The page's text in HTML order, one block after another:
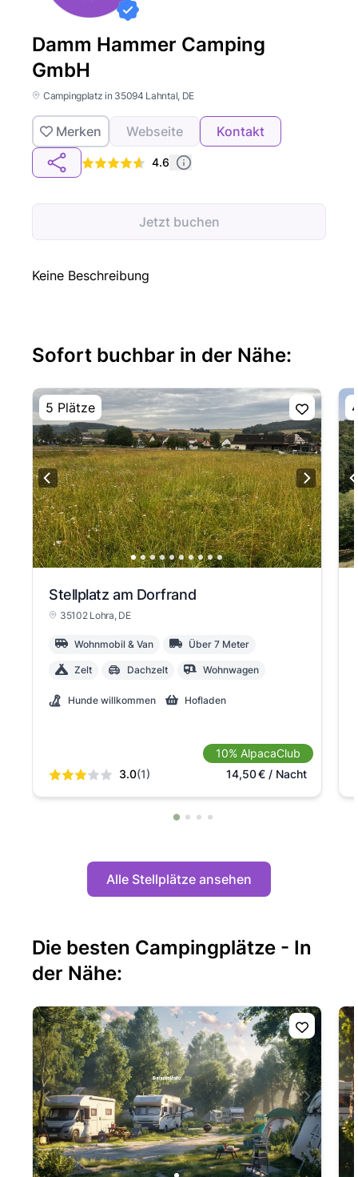
Damm Hammer Camping
GmbH
Campingplatz in 35094 Lahntal, DE
Merken Webseite Kontakt
4.6
Jetzt buchen
Keine Beschreibung
Sofort buchbar in der Nähe:
5 Plätze
Stellplatz am Dorfrand
35102 Lohra, DE
Wohnmobil & Van Über 7 Meter
Zelt Dachzelt Wohnwagen
Hunde willkommen Hofladen
3.0(1)
10% AlpacaClub
14,50€/ Nacht
Alle Stellplätze ansehen
Die besten Campingplätze - In
der Nähe: